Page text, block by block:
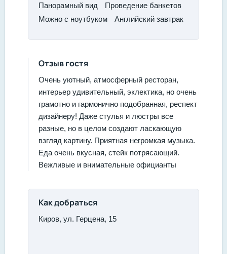
Панорамный вид
​Проведение банкетов
​Можно с ноутбуком
​Английский завтрак
Отзыв гостя
Очень уютный, атмосферный ресторан,
интерьер удивительный, эклектика, но очень
грамотно и гармонично подобранная, респект
дизайнеру! Даже стулья и люстры все
разные, но в целом создают ласкающую
взгляд картину. Приятная негромкая музыка.
Еда очень вкусная, стейк потрясающий.
Вежливые и внимательные официанты
Как добраться
Киров, ул. Герцена, 15